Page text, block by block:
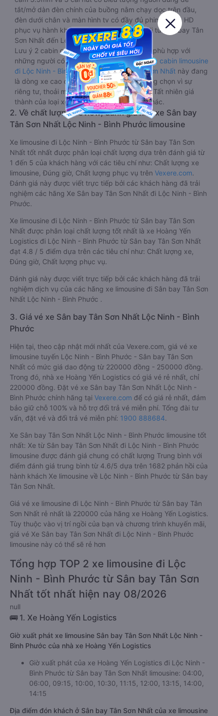
tắt/mở dàn đèn chính của buồng nằm chạy dọc trên đầu,
đèn dưới chân và màn hình tv có đầy đủ phim chuẩn HD
phục vụ hành khách giải trí trong chuyến đi từ Sân bay Tân
Sơn Nhất đến Lộc Ninh - Bình Phước.
Lưu ý 2 cabin cuối thường thiết kế nhỏ hơn phù hợp với
những người có thân hình nhỏ nhắn. Dòngxe cabin limousine
đi Lộc Ninh - Bình Phước từ Sân bay Tân Sơn Nhất này đang
là dòng xe cao cấp nhất, hành khách thường chọn vì sự
riêng tư, thoải mái, sang trọng và tiện nghi. Tất nhiên giá
thành của loại xe này sẽ cao hơn các loại khác.
2. Về chất lượng, review, đánh giá nhà xe Sân bay
Tân Sơn Nhất Lộc Ninh - Bình Phước limousine
Xe limousine đi Lộc Ninh - Bình Phước từ Sân bay Tân Sơn
Nhất tốt nhất được phân loại chất lượng dựa trên đánh giá từ
1 đến 5 của khách hàng với các tiêu chí như: Chất lượng xe
limousine, Đúng giờ, Chất lượng phục vụ trên Vexere.com.
Đánh giá này được viết trực tiếp bởi các khách hàng đã trải
nghiệm các hãng Xe Sân bay Tân Sơn Nhất đi Lộc Ninh - Bình
Phước.
Xe limousine đi Lộc Ninh - Bình Phước từ Sân bay Tân Sơn
Nhất được phân loại chất lượng tốt nhất là xe Hoàng Yến
Logistics đi Lộc Ninh - Bình Phước từ Sân bay Tân Sơn Nhất
đạt 4.8 / 5 điểm dựa trên các tiêu chí như: Chất lượng xe,
Đúng giờ, Chất lượng phục vụ.
Đánh giá này được viết trực tiếp bởi các khách hàng đã trải
nghiệm dịch vụ của các hãng xe limousine đi Sân bay Tân Sơn
Nhất Lộc Ninh - Bình Phước .
3. Giá vé xe Sân bay Tân Sơn Nhất Lộc Ninh - Bình
Phước
Hiện tại, theo cập nhật mới nhất của Vexere.com, giá vé xe
limousine tuyến Lộc Ninh - Bình Phước - Sân bay Tân Sơn
Nhất có mức giá dao động từ 220000 đồng - 250000 đồng.
Trong đó, nhà xe Hoàng Yến Logistics có giá vé rẻ nhất, chỉ
220000 đồng. Đặt vé xe Sân bay Tân Sơn Nhất Lộc Ninh -
Bình Phước chính hãng tại Vexere.com để có giá rẻ nhất, đảm
bảo giữ chỗ 100% và hỗ trợ đổi trả vé miễn phí. Tổng đài tư
vấn, đặt vé và đổi trả vé miễn phí: 1900 888684.
Xe Sân bay Tân Sơn Nhất Lộc Ninh - Bình Phước limousine tốt
nhất: Xe từ Sân bay Tân Sơn Nhất đi Lộc Ninh - Bình Phước
limousine được đánh giá chung có chất lượng Trung bình với
điểm đánh giá trung bình từ 4.6/5 dựa trên 1682 phản hồi của
hành khách Xe limousine về Lộc Ninh - Bình Phước từ Sân bay
Tân Sơn Nhất.
Giá vé xe limousine đi Lộc Ninh - Bình Phước từ Sân bay Tân
Sơn Nhất rẻ nhất là 220000 của hãng xe Hoàng Yến Logistics.
Tùy thuộc vào vị trí ngồi của bạn và chương trình khuyến mãi,
giá vé Xe Sân bay Tân Sơn Nhất đi Lộc Ninh - Bình Phước
limousine này có thể sẽ rẻ hơn
Tổng hợp TOP 2 xe limousine đi Lộc
Ninh - Bình Phước từ Sân bay Tân Sơn
Nhất tốt nhất hiện nay 08/2026
null
🚌 1. Xe Hoàng Yến Logistics
Giờ xuất phát xe limousine Sân bay Tân Sơn Nhất Lộc Ninh -
Bình Phước của nhà xe Hoàng Yến Logistics
Giờ xuất phát của xe Hoàng Yến Logistics đi Lộc Ninh -
Bình Phước từ Sân bay Tân Sơn Nhất limousine: 04:00,
06:00, 09:15, 10:00, 10:30, 11:15, 12:00, 13:15, 14:00,
14:15
Địa điểm đón khách ở Sân bay Tân Sơn Nhất của xe limousine